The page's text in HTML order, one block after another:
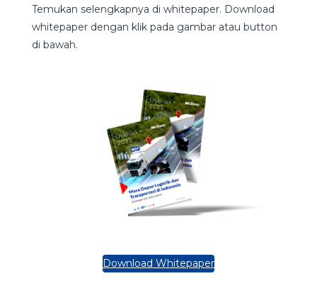
Temukan selengkapnya di whitepaper. Download
whitepaper dengan klik pada gambar atau button
di bawah.
Download Whitepaper